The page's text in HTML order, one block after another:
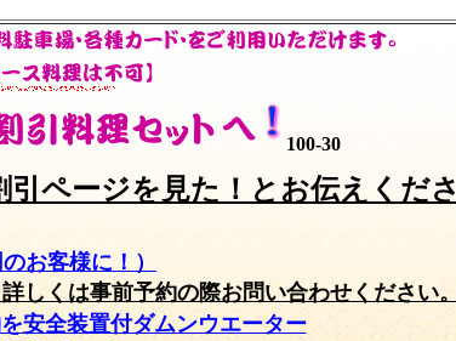
100-30
引ページを見た！とお伝えくださ
お客様に！）
しくは事前予約の際お問い合わせください。
安全装置付ダムンウエーター